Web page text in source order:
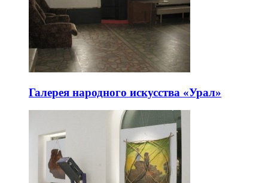
Галерея народного искусства «Урал»